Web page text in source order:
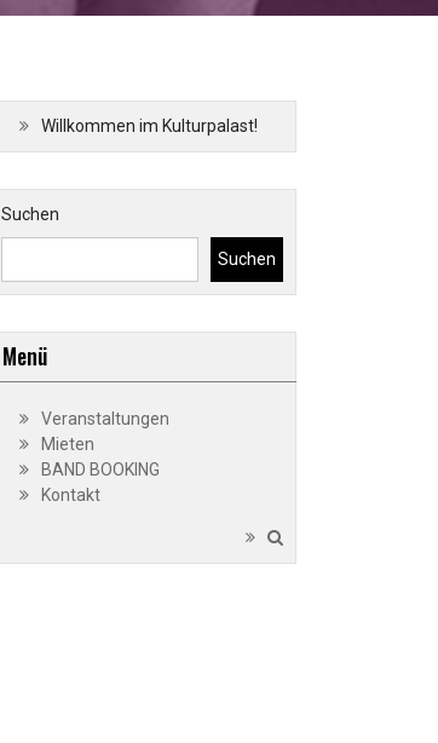
Willkommen im Kulturpalast!
Suchen
Suchen
Menü
Veranstaltungen
Mieten
BAND BOOKING
Kontakt